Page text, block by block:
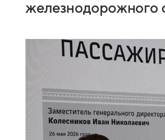
железнодорожного